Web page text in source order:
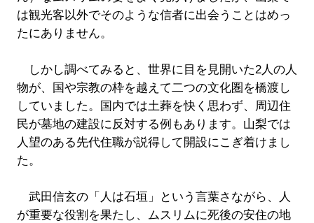
は観光客以外でそのような信者に出会うことはめっ
たにありません。
しかし調べてみると、世界に目を見開いた2人の人
物が、国や宗教の枠を越えて二つの文化圏を橋渡し
していました。国内では土葬を快く思わず、周辺住
民が墓地の建設に反対する例もあります。山梨では
人望のある先代住職が説得して開設にこぎ着けまし
た。
武田信玄の「人は石垣」という言葉さながら、人
が重要な役割を果たし、ムスリムに死後の安住の地